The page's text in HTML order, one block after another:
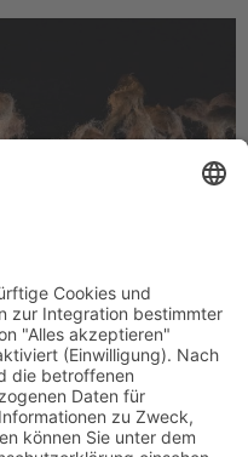
Dienstag, 1.
mit der Eröffnungsgala
WIEDER! in die Spielzeit
sowie
das die Highlights